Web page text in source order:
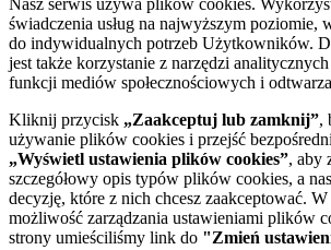
Nasz serwis używa plików cookies.
świadczenia usług na najwyższym poziomie,
do indywidualnych potrzeb Użytkowników.
jest także korzystanie z narzędzi
funkcji mediów społecznościowych i
Kliknij przycisk „Zaakceptuj lub zamknij”,
używanie plików cookies i przejść
„Wyświetl ustawienia plików cookies”, aby
szczegółowy opis typów plików cookies, a
decyzję, które z nich chcesz zaakceptować.
możliwość zarządzania ustawieniami plików
strony umieściliśmy link do "Zmień